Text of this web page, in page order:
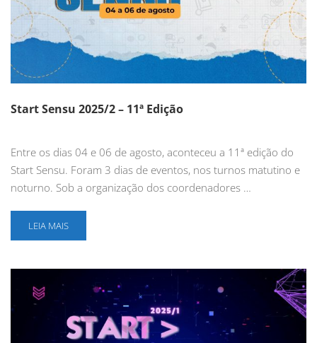
Start Sensu 2025/2 – 11ª Edição
Entre os dias 04 e 06 de agosto, aconteceu a 11ª edição do
Start Sensu. Foram 3 dias de eventos, nos turnos matutino e
noturno. Sob a organização dos coordenadores …
LEIA MAIS